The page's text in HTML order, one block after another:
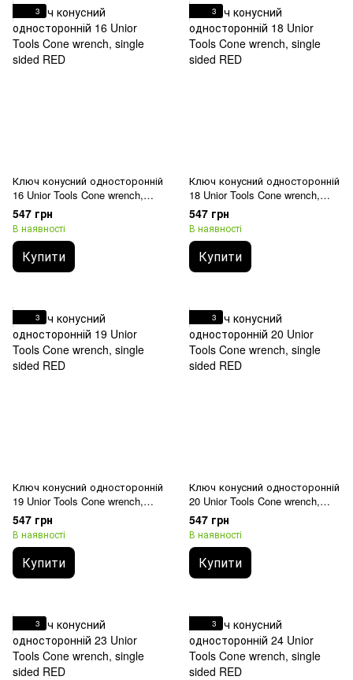
3
Ключ конусний односторонній
16 Unior Tools Cone wrench,
single sided RED
547 грн
В наявності
Купити
3
Ключ конусний односторонній
18 Unior Tools Cone wrench,
single sided RED
547 грн
В наявності
Купити
3
Ключ конусний односторонній
19 Unior Tools Cone wrench,
single sided RED
547 грн
В наявності
Купити
3
Ключ конусний односторонній
20 Unior Tools Cone wrench,
single sided RED
547 грн
В наявності
Купити
3 3